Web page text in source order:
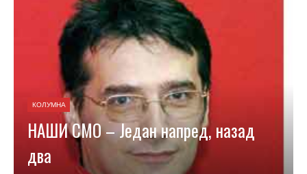
КОЛУМНА
НАШИ СМО – Један напред, назад
два